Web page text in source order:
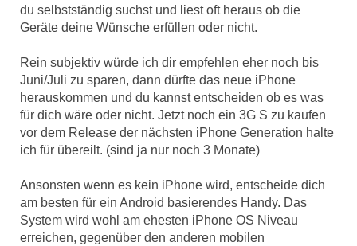
du selbstständig suchst und liest oft heraus ob die
Geräte deine Wünsche erfüllen oder nicht.
Rein subjektiv würde ich dir empfehlen eher noch bis
Juni/Juli zu sparen, dann dürfte das neue iPhone
herauskommen und du kannst entscheiden ob es was
für dich wäre oder nicht. Jetzt noch ein 3G S zu kaufen
vor dem Release der nächsten iPhone Generation halte
ich für übereilt. (sind ja nur noch 3 Monate)
Ansonsten wenn es kein iPhone wird, entscheide dich
am besten für ein Android basierendes Handy. Das
System wird wohl am ehesten iPhone OS Niveau
erreichen, gegenüber den anderen mobilen